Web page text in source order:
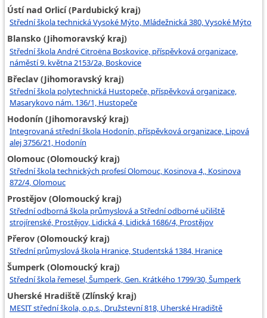
Ústí nad Orlicí (Pardubický kraj)
Střední škola technická Vysoké Mýto, Mládežnická 380, Vysoké Mýto
Blansko (Jihomoravský kraj)
Střední škola André Citroëna Boskovice, příspěvková organizace,
náměstí 9. května 2153/2a, Boskovice
Břeclav (Jihomoravský kraj)
Střední škola polytechnická Hustopeče, příspěvková organizace,
Masarykovo nám. 136/1, Hustopeče
Hodonín (Jihomoravský kraj)
Integrovaná střední škola Hodonín, příspěvková organizace, Lipová
alej 3756/21, Hodonín
Olomouc (Olomoucký kraj)
Střední škola technických profesí Olomouc, Kosinova 4,, Kosinova
872/4, Olomouc
Prostějov (Olomoucký kraj)
Střední odborná škola průmyslová a Střední odborné učiliště
strojírenské, Prostějov, Lidická 4, Lidická 1686/4, Prostějov
Přerov (Olomoucký kraj)
Střední průmyslová škola Hranice, Studentská 1384, Hranice
Šumperk (Olomoucký kraj)
Střední škola řemesel, Šumperk, Gen. Krátkého 1799/30, Šumperk
Uherské Hradiště (Zlínský kraj)
MESIT střední škola, o.p.s., Družstevní 818, Uherské Hradiště